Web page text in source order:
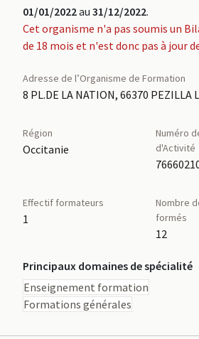
01/01/2022au 31/12/2022.
Cet organisme n'a pas soumis un
de 18 mois et n'est donc pas à jour
Adresse de l’Organisme de Formation
8 PL.DE LA NATION, 66370 PEZILLA
Région
Occitanie
Numéro
d'Activité
Effectif formateurs
1
Nombre
formés
12
Principaux domaines de spécialité
Enseignement formation
Formations générales